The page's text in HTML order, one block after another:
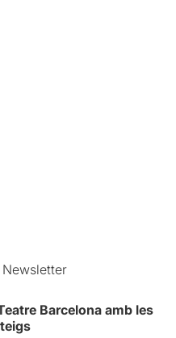
Barcelona amb les